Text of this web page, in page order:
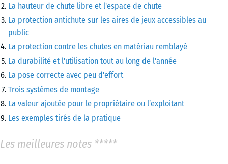
La hauteur de chute libre et l'espace de chute
La protection antichute sur les aires de jeux accessibles au
public
La protection contre les chutes en matériau remblayé
La durabilité et l'utilisation tout au long de l'année
La pose correcte avec peu d'effort
Trois systèmes de montage
La valeur ajoutée pour le propriétaire ou l’exploitant
Les exemples tirés de la pratique
Les meilleures notes *****